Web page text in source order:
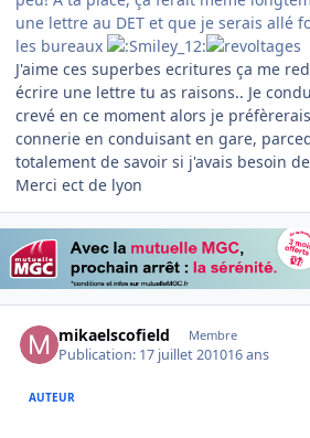
une lettre au DET et que je serais allé
les bureaux
J'aime ces superbes ecritures ça me
écrire une lettre tu as raisons.. Je
crevé en ce moment alors je
connerie en conduisant en gare,
totalement de savoir si j'avais besoin
Merci ect de lyon
mikaelscofield Membre
Publication: 17 juillet 201016 ans
AUTEUR